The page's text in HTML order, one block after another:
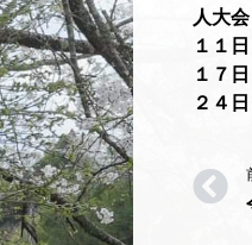
人大
１１
１７
２４